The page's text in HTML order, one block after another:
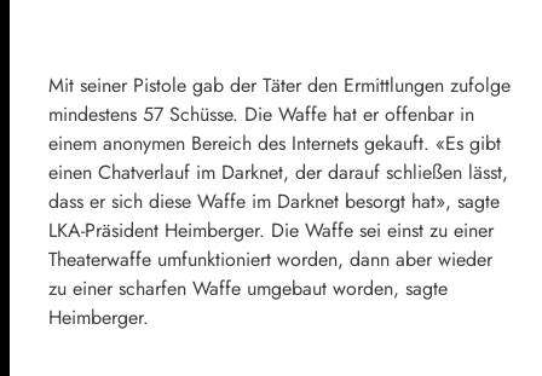
Mit seiner Pistole gab der Täter den Ermittlungen zufolge
mindestens 57 Schüsse. Die Waffe hat er offenbar in
einem anonymen Bereich des Internets gekauft. «Es gibt
einen Chatverlauf im Darknet, der darauf schließen lässt,
dass er sich diese Waffe im Darknet besorgt hat», sagte
LKA-Präsident Heimberger. Die Waffe sei einst zu einer
Theaterwaffe umfunktioniert worden, dann aber wieder
zu einer scharfen Waffe umgebaut worden, sagte
Heimberger.